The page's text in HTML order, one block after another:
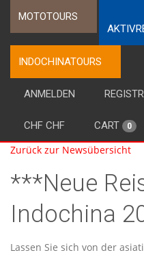
MOTOTOURS
INDOCHINATOURS
ANMELDEN
CHF CHF CART 0
Zurück zur Newsübersicht
***Neue
Indochina
Lassen Sie sich von der